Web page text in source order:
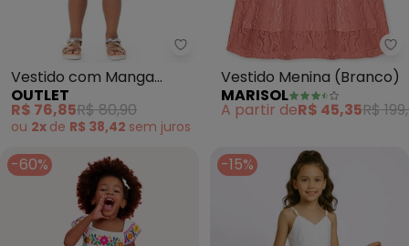
Outlet - Vestido com Manga
Vestido com Manga
Ampla Menina (Branco)
OUTLET
R$ 76,85R$ 80,90
ou 2x de R$ 38,42 sem juros
Vestido Menina (Branco)
MARISOL
A partir deR$ 45,35R$
-60% -15%